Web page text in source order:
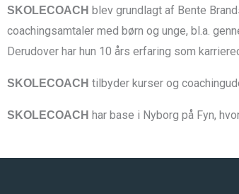
SKOLECOACH blev grundlagt af Bente
coachingsamtaler med børn og unge, bl.a.
Derudover har hun 10 års erfaring som
SKOLECOACH tilbyder kurser og
SKOLECOACH har base i Nyborg på Fyn,